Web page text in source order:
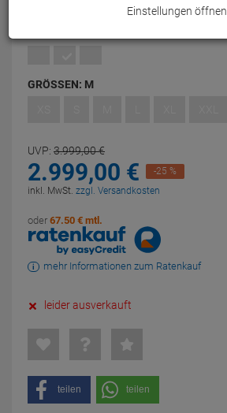
GRÖSSEN: M
UVP: 3.999,00€
2.999,00 €
-25 %
inkl. MwSt. zzgl. Versandkosten
oder 67.50 € mtl.
mehr Informationen zum Ratenkauf
leider ausverkauft
teilen teilen
Einstellungen öffnen